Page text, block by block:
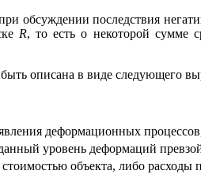
обсуждении последствия
R, то есть о некоторой сумме
описана в виде следующего
деформационных
уровень деформаций
объекта, либо